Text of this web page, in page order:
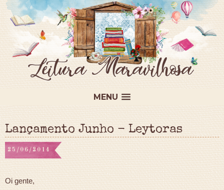
MENU
Lançamento Junho - Leytoras
25/06/2014
Oi gente,